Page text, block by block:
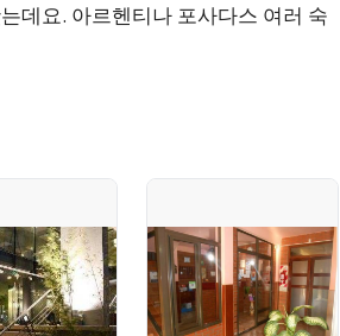
데요. 아르헨티나 포사다스 여러 숙